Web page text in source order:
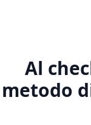
Al
metodo